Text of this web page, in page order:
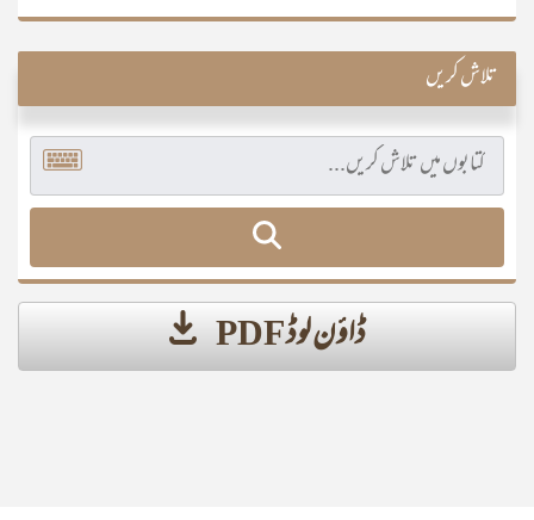
تلاش کریں
ڈاؤن لوڈ PDF